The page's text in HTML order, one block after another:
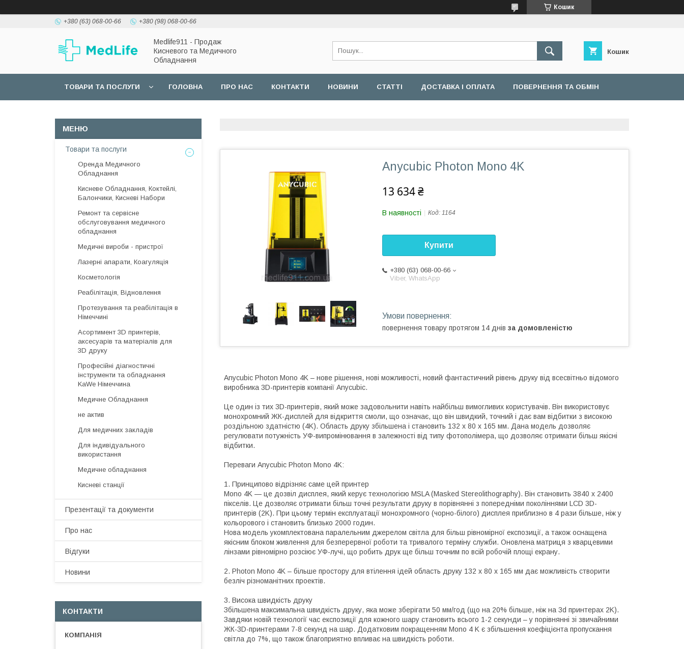
Кошик
+380 (63) 068-00-66 +380 (98) 068-00-66
Medlife911 - Продаж
Кисневого та Медичного
Обладнання
Кошик
ТОВАРИ ТА ПОСЛУГИ ГОЛОВНА ПРО НАС КОНТАКТИ НОВИНИ СТАТТІ ДОСТАВКА І ОПЛАТА ПОВЕРНЕННЯ ТА ОБМІН
Anycubic Photon Mono 4K
13 634 ₴
В наявності Код: 1164
Купити
+380 (63) 068-00-66
Viber, WhatsApp
повернення товару протягом 14 днів за домовленістю
Anycubic Photon Mono 4K – нове рішення, нові можливості, новий фантастичний рівень друку від всесвітньо відомого
виробника 3D-принтерів компанії Anycubic.
Це один із тих 3D-принтерів, який може задовольнити навіть найбільш вимогливих користувачів. Він використовує
монохромний ЖК-дисплей для відкриття смоли, що означає, що він швидкий, точний і дає вам відбитки з високою
роздільною здатністю (4K). Область друку збільшена і становить 132 x 80 x 165 мм. Дана модель дозволяє
регулювати потужність УФ-випромінювання в залежності від типу фотополімера, що дозволяє отримати більш якісні
відбитки.
Переваги Anycubic Photon Mono 4K:
1. Принципово відрізняє саме цей принтер
Mono 4K — це дозвіл дисплея, який керує технологією MSLA (Masked Stereolithography). Він становить 3840 x 2400
пікселів. Це дозволяє отримати більш точні результати друку в порівнянні з попередніми поколіннями LCD 3D-
принтерів (2K). При цьому термін експлуатації монохромного (чорно-білого) дисплея приблизно в 4 рази більше, ніж у
кольорового і становить близько 2000 годин.
Нова модель укомплектована паралельним джерелом світла для більш рівномірної експозиції, а також оснащена
якісним блоком живлення для безперервної роботи та тривалого терміну служби. Оновлена ​​матриця з кварцевими
лінзами рівномірно розсіює УФ-лучі, що робить друк ще більш точним по всій робочій площі екрану.
2. Photon Mono 4K – більше простору для втілення ідей область друку 132 x 80 x 165 мм дає можливість створити
безліч різноманітних проектів.
3. Висока швидкість друку
Збільшена максимальна швидкість друку, яка може зберігати 50 мм/год (що на 20% більше, ніж на 3d принтерах 2K).
Завдяки новій технології час експозиції для кожного шару становить всього 1-2 секунди – у порівнянні зі звичайними
ЖК-3D-принтерами 7-8 секунд на шар. Додатковим покращенням Mono 4 K є збільшення коефіцієнта пропускання
світла до 7%, що також благоприятно впливає на швидкість роботи.
Товари та послуги
Оренда Медичного
Обладнання
Кисневе Обладнання, Коктейлі,
Балончики, Кисневі Набори
Ремонт та сервісне
обслуговування медичного
обладнання
Медичні вироби - пристрої
Лазерні апарати, Коагуляція
Косметологія
Реабілітація, Відновлення
Протезування та реабілітація в
Німеччині
Асортимент 3D принтерів,
аксесуарів та матеріалів для
3D друку
Професійні діагностичні
інструменти та обладнання
KaWe Німеччина
Медичне Обладнання
не актив
Для медичних закладів
Для індивідуального
використання
Медичне обладнання
Кисневі станції
Презентації та документи
Про нас
Відгуки
Новини
КОНТАКТИ